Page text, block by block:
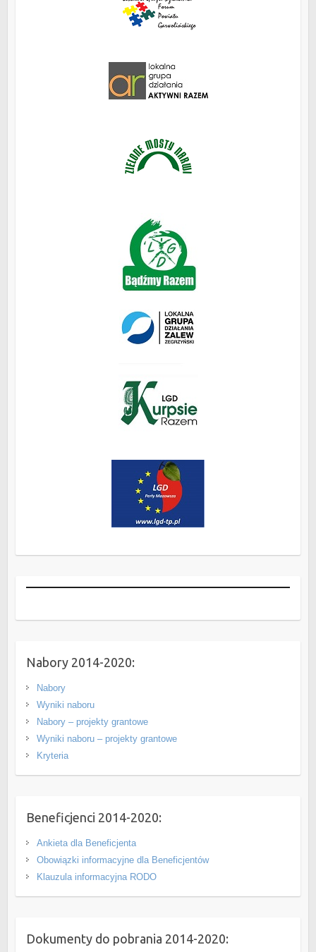
Nabory 2014-2020:
Nabory
Wyniki naboru
Nabory – projekty grantowe
Wyniki naboru – projekty grantowe
Kryteria
Beneficjenci 2014-2020:
Ankieta dla Beneficjenta
Obowiązki informacyjne dla Beneficjentów
Klauzula informacyjna RODO
Dokumenty do pobrania 2014-2020: